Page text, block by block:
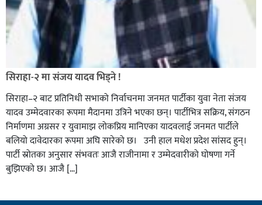
सिराहा-२ मा संजय यादव भिड्ने !
सिराहा–२ बाट प्रतिनिधी सभाको निर्वाचनमा जनमत पार्टीका युवा नेता संजय
यादव उम्मेदवारका रूपमा मैदानमा उत्रिने भएका छन्। पार्टीभित्र सक्रिय, संगठन
निर्माणमा अग्रसर र युवामाझ लोकप्रिय मानिएका यादवलाई जनमत पार्टीले
बलियो दावेदारका रूपमा अघि सारेको छ। उनी हाल मधेश प्रदेश सांसद हुन्।
पार्टी स्रोतका अनुसार संभवतः आजै राजीनामा र उम्मेदवारीको घोषणा गर्ने
बुझिएको छ। आजै […]